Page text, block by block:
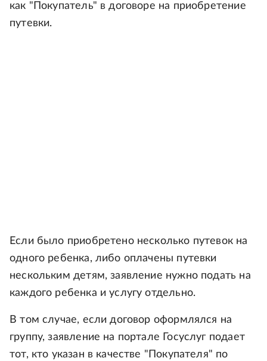
как "Покупатель" в договоре на приобретение
путевки.
Если было приобретено несколько путевок на
одного ребенка, либо оплачены путевки
нескольким детям, заявление нужно подать на
каждого ребенка и услугу отдельно.
В том случае, если договор оформлялся на
группу, заявление на портале Госуслуг подает
тот, кто указан в качестве "Покупателя" по